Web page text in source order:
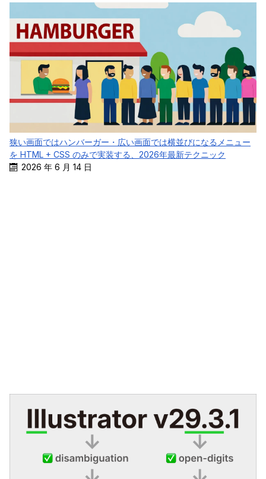
狭い画面ではハンバーガー・広い画面では横並びになるメニュー
を HTML + CSS のみで実装する、2026年最新テクニック
2026 年 6 月 14 日